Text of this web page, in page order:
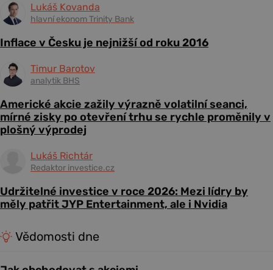
Lukáš Kovanda
hlavní ekonom Trinity Bank
Inflace v Česku je nejnižší od roku 2016
Timur Barotov
analytik BHS
Americké akcie zažily výrazně volatilní seanci,
mírné zisky po otevření trhu se rychle proměnily v
plošný výprodej
Lukáš Richtár
Redaktor investice.cz
Udržitelné investice v roce 2026: Mezi lídry by
měly patřit JYP Entertainment, ale i Nvidia
Vědomosti dne